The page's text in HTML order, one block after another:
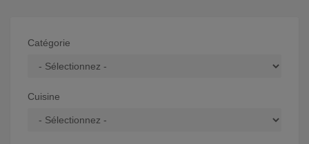
Catégorie
Cuisine